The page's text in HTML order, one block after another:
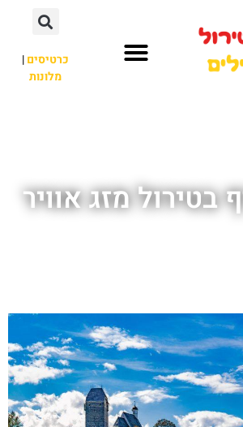
כרטיסים|
מלונות
בטירול מזג אוויר